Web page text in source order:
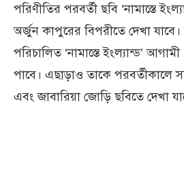
পরিণীতির পরবর্তী ছবি ‘নামাস্তে
অর্জুন কাপুরের বিপরীতে দেখা
পরিচালিত ‘নামাস্তে ইংল্যান্ড’
পাবে। এছাড়াও তাকে পরবর্তীকালে
এবং জাবারিয়া জোড়ি ছবিতে দেখা